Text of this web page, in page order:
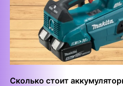
Сколько стоит